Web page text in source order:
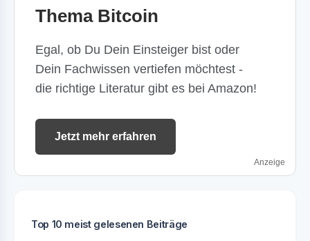
Thema Bitcoin
Egal, ob Du Dein Einsteiger bist oder
Dein Fachwissen vertiefen möchtest -
die richtige Literatur gibt es bei Amazon!
Jetzt mehr erfahren
Anzeige
Top 10 meist gelesenen Beiträge